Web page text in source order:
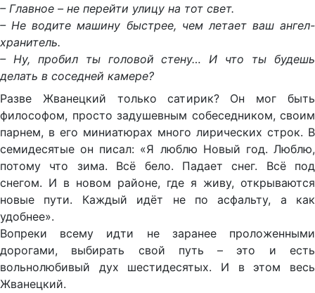
– Главное – не перейти улицу на тот свет.
– Не водите машину быстрее, чем летает ваш ангел-
хранитель.
– Ну, пробил ты головой стену… И что ты будешь
делать в соседней камере?
Разве Жванецкий только сатирик? Он мог быть
философом, просто задушевным собеседником, своим
парнем, в его миниатюрах много лирических строк. В
семидесятые он писал: «Я люблю Новый год. Люблю,
потому что зима. Всё бело. Падает снег. Всё под
снегом. И в новом районе, где я живу, открываются
новые пути. Каждый идёт не по асфальту, а как
удобнее».
Вопреки всему идти не заранее проложенными
дорогами, выбирать свой путь – это и есть
вольнолюбивый дух шестидесятых. И в этом весь
Жванецкий.